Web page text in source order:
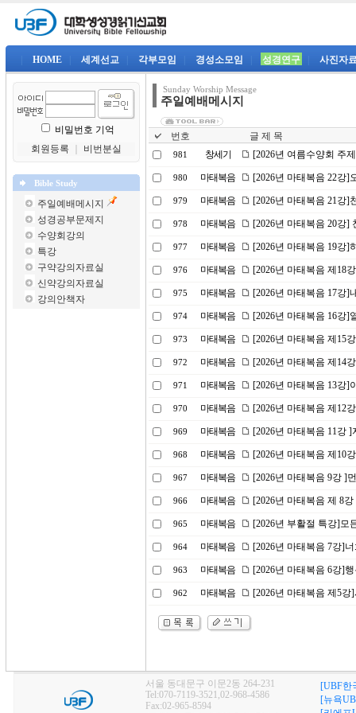
HOME 세계선교 각부모임 경성소모임 성경연구 사진자
비밀번호 기억
회원등록
비번분실
Bible Study
주일예배메시지
성경공부문제지
수양회강의
특강
구약강의자료실
신약강의자료실
강의안책자
Sunday Worship Message
주일예배메시지
번호 글 제 목
981 창세기 [2026년 여름수양회 주
980 마태복음 [2026년 마태복음 22강]
979 마태복음 [2026년 마태복음 21강]
978 마태복음 [2026년 마태복음 20강]
977 마태복음 [2026년 마태복음 19강]
976 마태복음 [2026년 마태복음 제18
975 마태복음 [2026년 마태복음 17강]
974 마태복음 [2026년 마태복음 16강]
973 마태복음 [2026년 마태복음 제15
972 마태복음 [2026년 마태복음 제14
971 마태복음 [2026년 마태복음 13강]
970 마태복음 [2026년 마태복음 제12
969 마태복음 [2026년 마태복음 11강
968 마태복음 [2026년 마태복음 제10
967 마태복음 [2026년 마태복음 9강 ]
966 마태복음 [2026년 마태복음 제 8
965 마태복음 [2026년 부활절 특강]모
964 마태복음 [2026년 마태복음 7강]
963 마태복음 [2026년 마태복음 6강]
962 마태복음 [2026년 마태복음 제5
서울 동대문구 이문2동 264-231
Tel:070-7119-3521,02-968-4586
Fax:02-965-8594
[UBF한
[뉴욕